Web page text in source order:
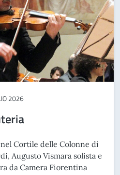
2026
Cortile delle Colonne di
Augusto Vismara solista e
da Camera Fiorentina